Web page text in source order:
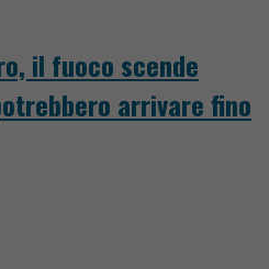
il fuoco scende
arrivare fino